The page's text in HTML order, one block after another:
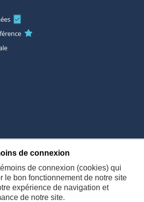
de connexion
de connexion (cookies) qui
le bon fonctionnement de notre site
expérience de navigation et
de notre site.
Plan du site Consignes de sécurité